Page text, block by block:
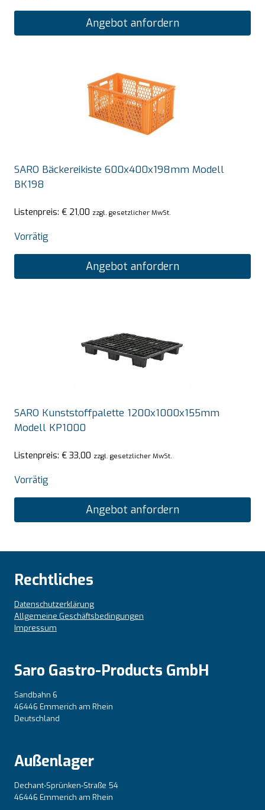
Angebot anfordern
SARO Bäckereikiste 600x400x198mm Modell
BK198
Listenpreis: € 21,00 zzgl. gesetzlicher MwSt.
Vorrätig
Angebot anfordern
SARO Kunststoffpalette 1200x1000x155mm
Modell KP1000
Listenpreis: € 33,00 zzgl. gesetzlicher MwSt.
Vorrätig
Angebot anfordern
Rechtliches
Datenschutzerklärung
Allgemeine Geschäftsbedingungen
Impressum
Saro Gastro-Products GmbH
Sandbahn 6
46446 Emmerich am Rhein
Deutschland
Außenlager
Dechant-Sprünken-Straße 54
46446 Emmerich am Rhein